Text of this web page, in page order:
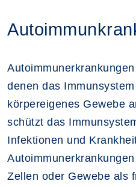
denen das
körpereigenes Gewebe
schützt das
Infektionen und
Zellen oder Gewebe als